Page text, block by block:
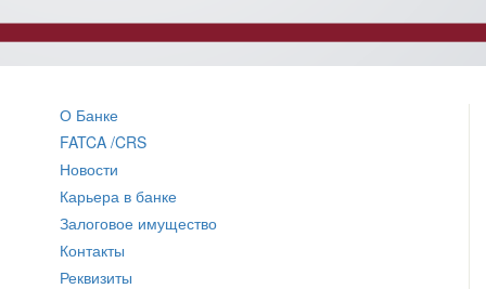
О Банке
FATCA /CRS
Новости
Карьера в банке
Залоговое имущество
Контакты
Реквизиты